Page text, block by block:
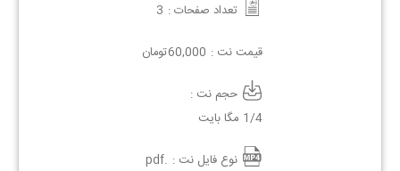
تعداد صفحات : 3
قیمت نت : 60,000تومان
حجم نت :
1/4 مگا بایت
نوع فایل نت : .pdf